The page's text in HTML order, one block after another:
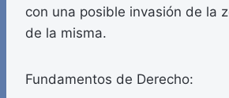
con una posible invasión de la
de la misma.
Fundamentos de Derecho: